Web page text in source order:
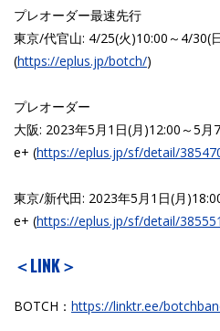
プレオーダー最速先行
東京/代官山: 4/25(火)10:00～4/
(https://eplus.jp/botch/)
プレオーダー
大阪: 2023年5月1日(月)12:00～5月
e+ (https://eplus.jp/sf/detail/38
東京/新代田: 2023年5月1日(月
e+ (https://eplus.jp/sf/detail/38
＜LINK＞
BOTCH： https://linktr.ee/